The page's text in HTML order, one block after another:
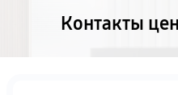
Контакты